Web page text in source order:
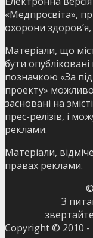
«Медпросвіта»,
охорони
Матеріали, що
бути
позначкою «За
проекту»
засновані на
прес-релізів, і
реклами.
Матеріали,
правах реклами.
З
Copyright © 2010 -